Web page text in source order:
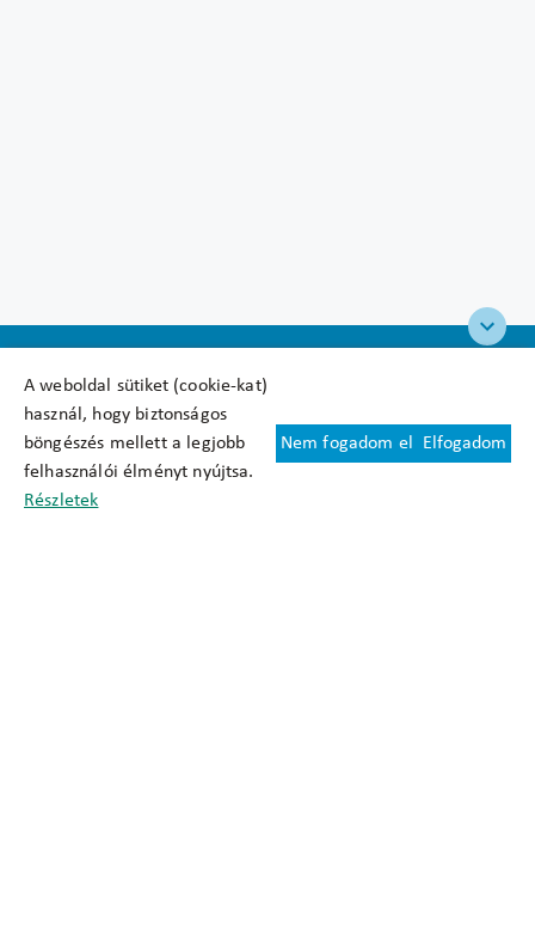
A weboldal sütiket (cookie-kat)
használ, hogy biztonságos
böngészés mellett a legjobb
felhasználói élményt nyújtsa.
Részletek
Nem fogadom el Elfogadom
Felhasználási feltételek